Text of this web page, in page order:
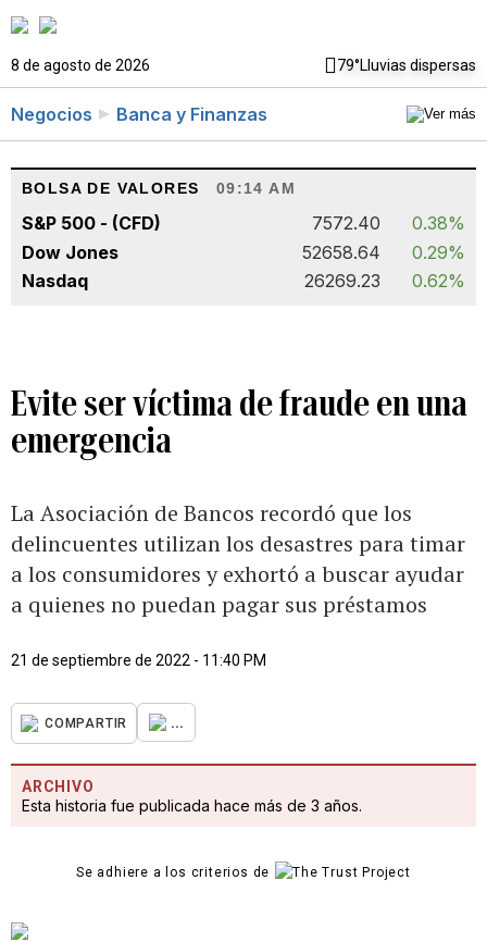
8 de agosto de 2026 79°Lluvias dispersas
Negocios Banca y Finanzas
BOLSA DE VALORES 09:14 AM
S&P 500 - (CFD) 7572.40
0.38%
Dow Jones
52658.64
0.29%
Nasdaq
26269.23 0.62%
Evite ser víctima de fraude en una
emergencia
La Asociación de Bancos recordó que los
delincuentes utilizan los desastres para timar
a los consumidores y exhortó a buscar ayudar
a quienes no puedan pagar sus préstamos
21 de septiembre de 2022 - 11:40 PM
COMPARTIR ...
ARCHIVO
Esta historia fue publicada hace más de 3 años.
Se adhiere a los criterios de